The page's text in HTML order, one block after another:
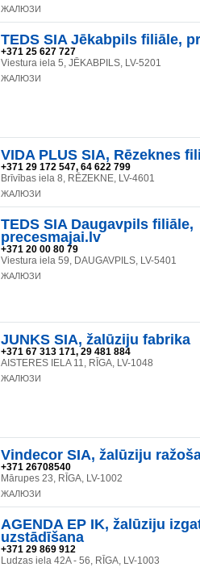
ЖАЛЮЗИ
TEDS SIA Jēkabpils filiāle,
+371 25 627 727
Viestura iela 5, JĒKABPILS, LV-5201
ЖАЛЮЗИ
VIDA PLUS SIA, Rēzeknes
+371 29 172 547, 64 622 799
Brīvības iela 8, RĒZEKNE, LV-4601
ЖАЛЮЗИ
TEDS SIA Daugavpils filiāle,
precesmajai.lv
+371 20 00 80 79
Viestura iela 59, DAUGAVPILS, LV-5401
ЖАЛЮЗИ
JUNKS SIA, žalūziju fabrika
+371 67 313 171, 29 481 884
AISTERES IELA 11, RĪGA, LV-1048
ЖАЛЮЗИ
Vindecor SIA, žalūziju
+371 26708540
Mārupes 23, RĪGA, LV-1002
ЖАЛЮЗИ
AGENDA EP IK, žalūziju
uzstādīšana
+371 29 869 912
Ludzas iela 42A - 56, RĪGA, LV-1003